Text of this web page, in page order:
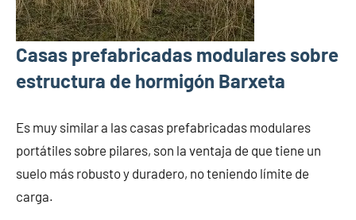
Casas prefabricadas modulares sobre
estructura de hormigón Barxeta
Es muy similar a las casas prefabricadas modulares
portátiles sobre pilares, son la ventaja de que tiene un
suelo más robusto y duradero, no teniendo límite de
carga.